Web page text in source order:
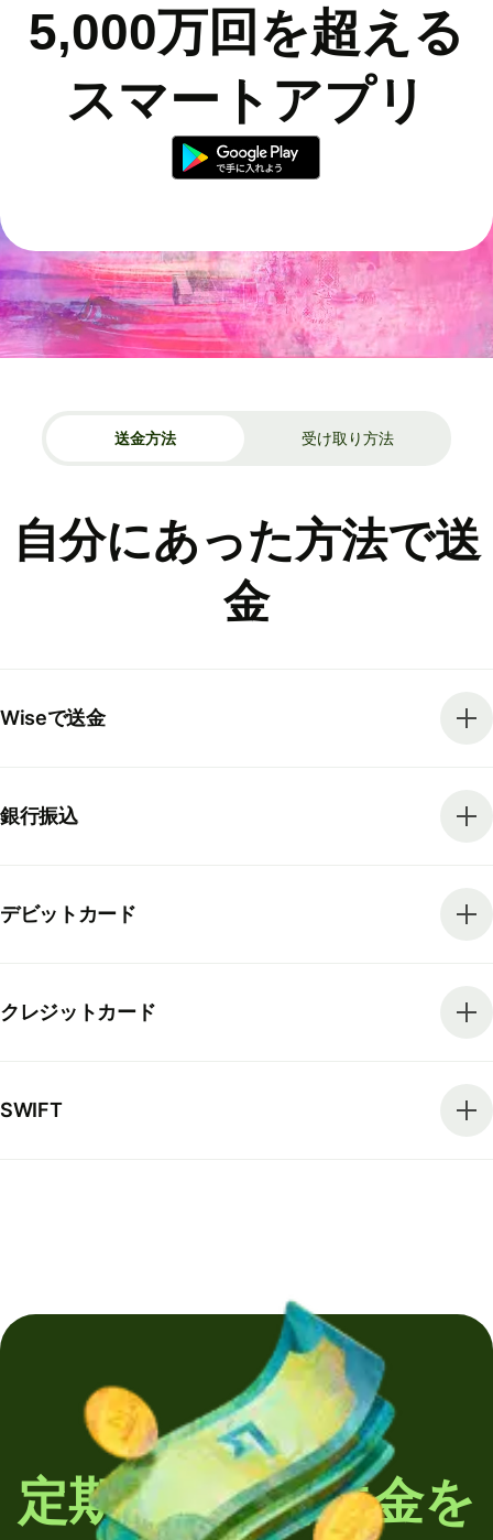
5,000万回を超える
スマートアプリ
送金方法 受け取り方法
自分にあった方法で送
金
Wiseで送金
銀行振込
デビットカード
クレジットカード
SWIFT
定期的に海外送金を